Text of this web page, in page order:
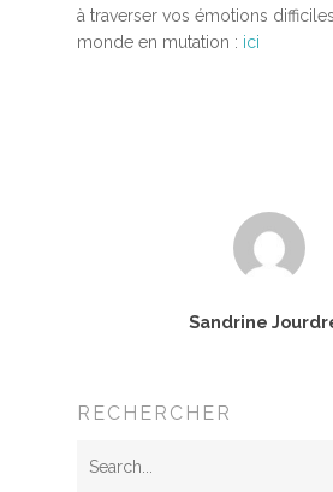
à traverser vos émotions
monde en mutation : ici
Sandrine
RECHERCHER